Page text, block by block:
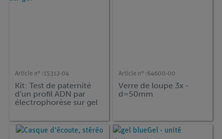
Article n° :15312-04
Kit: Test de paternité
d'un profil ADN par
électrophorèse sur gel
Article n° :64600-00
Verre de loupe 3x -
d=50mm